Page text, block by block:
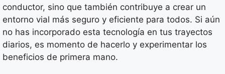
conductor, sino que también contribuye a crear un
entorno vial más seguro y eficiente para todos. Si aún
no has incorporado esta tecnología en tus trayectos
diarios, es momento de hacerlo y experimentar los
beneficios de primera mano.